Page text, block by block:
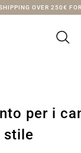
OVER 250€
per i
stile